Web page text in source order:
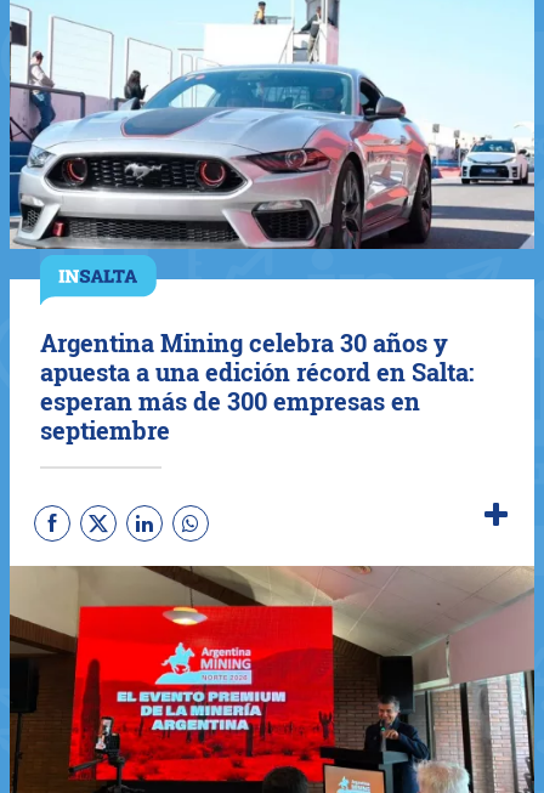
Argentina Mining celebra 30 años y
apuesta a una edición récord en Salta:
esperan más de 300 empresas en
septiembre